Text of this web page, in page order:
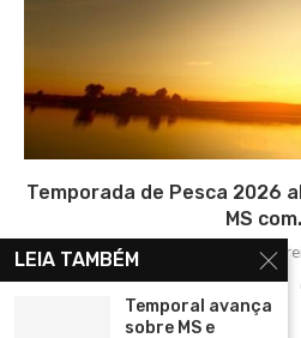
Temporada de Pesca 2026
MS
sábado, 28
LEIA TAMBÉM
Temporal avança
sobre MS e